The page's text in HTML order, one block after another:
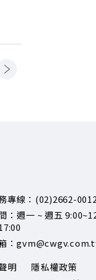
專線：(02)2662-
：週一 ~ 週五
：
明
隱私權政策